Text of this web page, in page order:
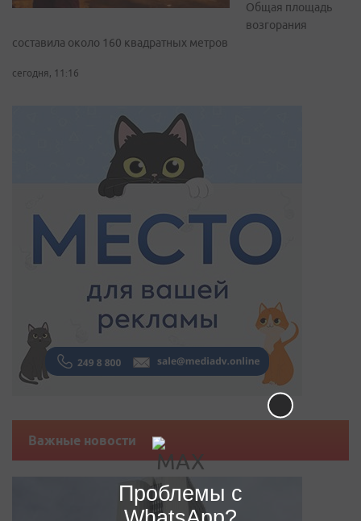
Общая площадь
возгорания
составила около 160 квадратных метров
сегодня, 11:16
Важные новости
Проблемы с